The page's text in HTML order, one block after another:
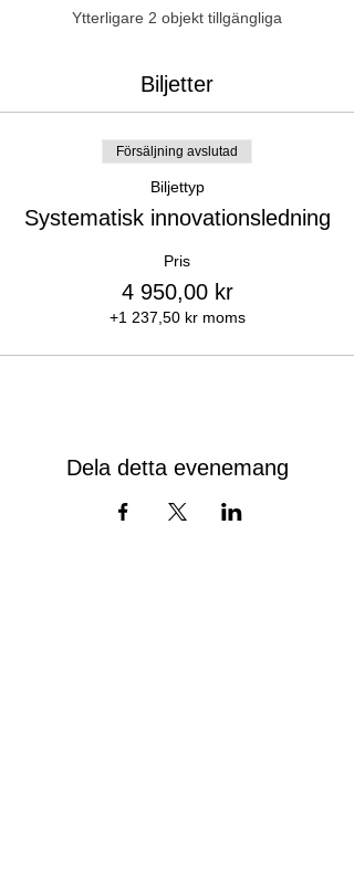
Ytterligare 2 objekt tillgängliga
Biljetter
Försäljning avslutad
Biljettyp
Systematisk innovationsledning
Pris
4 950,00 kr
+1 237,50 kr moms
Dela detta evenemang